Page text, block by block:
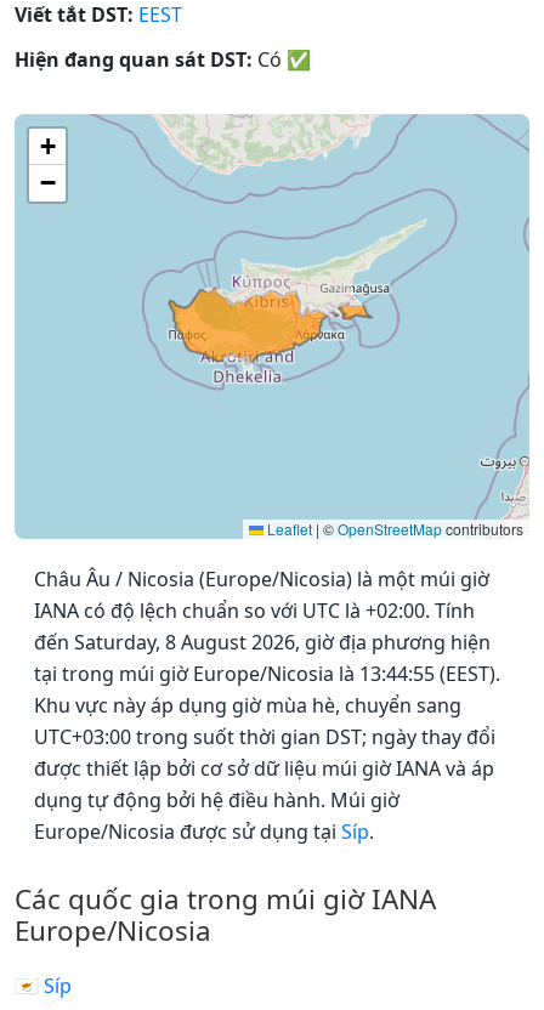
Viết tắt DST: EEST
Hiện đang quan sát DST: Có ✅
+
−
Leaflet | ©OpenStreetMapcontributors
Châu Âu / Nicosia (Europe/Nicosia) là một múi giờ
IANA có độ lệch chuẩn so với UTC là +02:00. Tính
đến Saturday, 8 August 2026, giờ địa phương hiện
tại trong múi giờ Europe/Nicosia là 13:44:55 (EEST).
Khu vực này áp dụng giờ mùa hè, chuyển sang
UTC+03:00 trong suốt thời gian DST; ngày thay đổi
được thiết lập bởi cơ sở dữ liệu múi giờ IANA và áp
dụng tự động bởi hệ điều hành. Múi giờ
Europe/Nicosia được sử dụng tại Síp.
Các quốc gia trong múi giờ IANA
Europe/Nicosia
🇨🇾 Síp